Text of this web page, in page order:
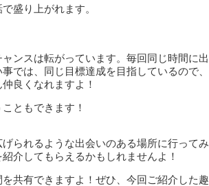
盛り上がれます。
ンスは転がっています。毎回同じ時間に出
では、同じ目標達成を目指しているので、
良くなれますよ！
ともできます！
られるような出会いのある場所に行ってみ
介してもらえるかもしれませんよ！
共有できますよ！ぜひ、今回ご紹介した趣